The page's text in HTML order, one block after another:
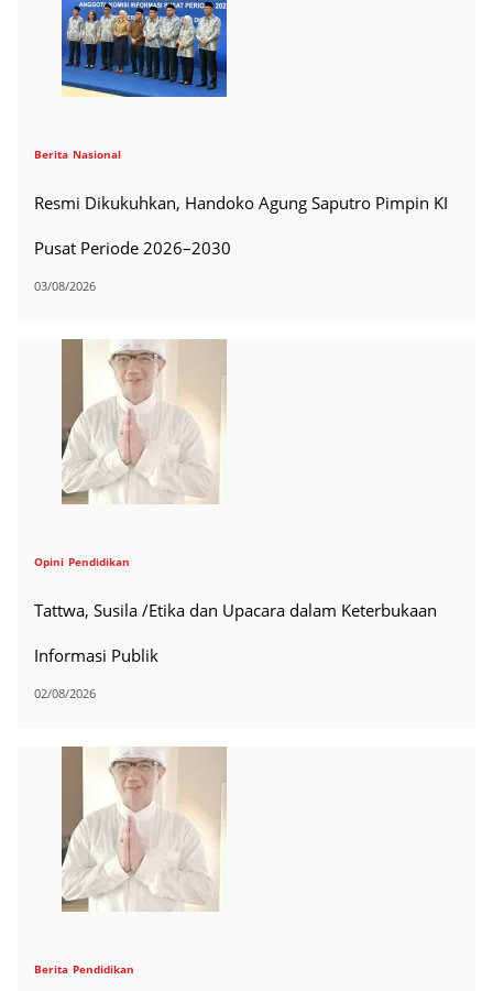
Berita Nasional
Resmi Dikukuhkan, Handoko Agung Saputro Pimpin KI
Pusat Periode 2026–2030
03/08/2026
Opini Pendidikan
Tattwa, Susila /Etika dan Upacara dalam Keterbukaan
Informasi Publik
02/08/2026
Berita Pendidikan